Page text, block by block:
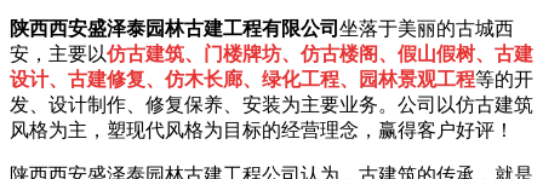
陕西西安盛泽泰园林古建工程有限公司 坐落于美丽的古城西
安，主要以仿古建筑、门楼牌坊、仿古楼阁、假山假树、古建
设计、古建修复、仿木长廊、绿化工程、园林景观工程等的开
发、设计制作、修复保养、安装为主要业务。公司以仿古建筑
风格为主，塑现代风格为目标的经营理念，赢得客户好评！
陕西西安盛泽泰园林古建工程公司认为，古建筑的传承，就是